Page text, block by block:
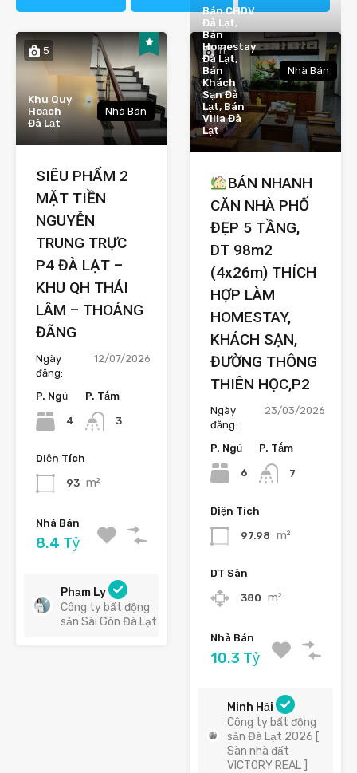
5
Khu Quy
Hoạch
Đà Lạt
Nhà Bán
SIÊU PHẨM 2
MẶT TIỀN
NGUYỄN
TRUNG TRỰC
P4 ĐÀ LẠT –
KHU QH THÁI
LÂM – THOÁNG
ĐÃNG
Ngày
đăng:
12/07/2026
P. Ngủ
4
P. Tắm
3
Diện Tích
93 m²
Nhà Bán
8.4 Tỷ
Phạm Ly
Công ty bất động
sản Sài Gòn Đà Lạt
11
Bán CHDV
Đà Lạt,
Bán
Homestay
Đà Lạt,
Bán
Khách
Sạn Đà
Lạt, Bán
Villa Đà
Lạt
Nhà Bán
BÁN NHANH
CĂN NHÀ PHỐ
ĐẸP 5 TẦNG,
DT 98m2
(4x26m) THÍCH
HỢP LÀM
HOMESTAY,
KHÁCH SẠN,
ĐƯỜNG THÔNG
THIÊN HỌC,P2
Ngày
đăng:
23/03/2026
P. Ngủ
6
P. Tắm
7
Diện Tích
97.98 m²
DT Sàn
380 m²
Nhà Bán
10.3 Tỷ
Minh Hải
Công ty bất động
sản Đà Lạt 2026 [
Sàn nhà đất
VICTORY REAL ]